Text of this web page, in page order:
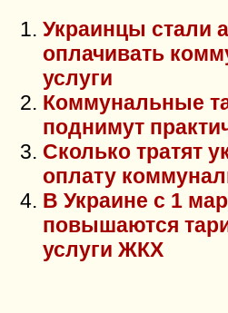
Украинцы стали
оплачивать
услуги
Коммунальные
поднимут
Сколько тратят
оплату
В Украине с 1
повышаются
услуги ЖКХ